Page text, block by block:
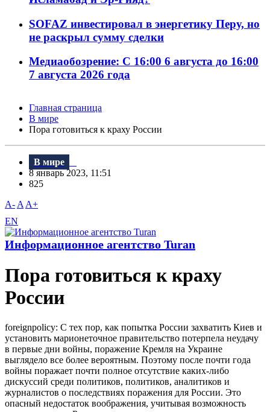
SOFAZ инвестировал в энергетику Перу, но
не раскрыл сумму сделки
Медиаобозрение: С 16:00 6 августа до 16:00
7 августа 2026 года
Главная страница
В мире
Пора готовиться к краху России
В мире
8 январь 2023, 11:51
825
A- A A+
EN
Информационное агентство Turan
Пора готовиться к краху
России
foreignpolicy: С тех пор, как попытка России захватить Киев и
установить марионеточное правительство потерпела неудачу
в первые дни войны, поражение Кремля на Украине
выглядело все более вероятным. Поэтому после почти года
войны поражает почти полное отсутствие каких-либо
дискуссий среди политиков, политиков, аналитиков и
журналистов о последствиях поражения для России. Это
опасный недостаток воображения, учитывая возможность